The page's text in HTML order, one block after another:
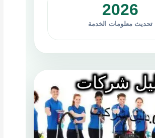
2026
تحديث معلومات الخدمة